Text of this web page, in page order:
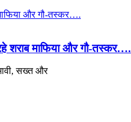
शराब माफिया और गौ-तस्कर….
सख्त और